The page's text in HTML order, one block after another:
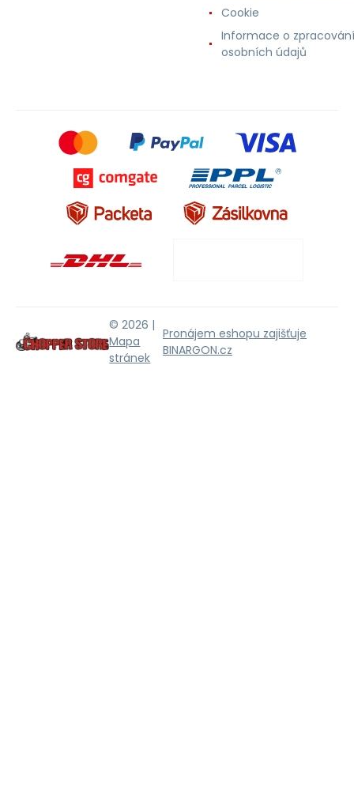
Cookie
Informace o zpracování
osobních údajů
© 2026 |
Mapa
stránek
Pronájem eshopu zajišťuje
BINARGON.cz